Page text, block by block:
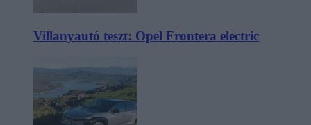
Villanyautó teszt: Opel Frontera electric